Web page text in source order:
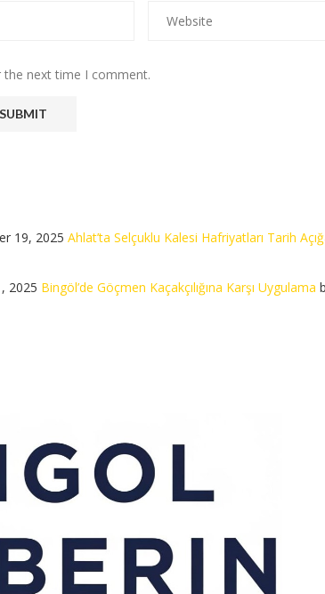
the next time I comment.
19, 2025 Ahlat’ta Selçuklu Kalesi Hafriyatları Tarih
2025 Bingöl’de Göçmen Kaçakçılığına Karşı Uygulama